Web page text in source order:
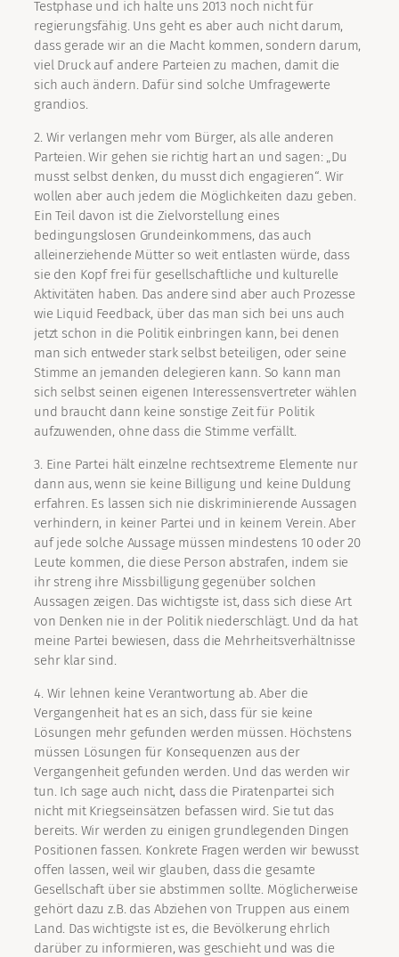
Testphase und ich halte uns 2013 noch nicht für
regierungsfähig. Uns geht es aber auch nicht darum,
dass gerade wir an die Macht kommen, sondern darum,
viel Druck auf andere Parteien zu machen, damit die
sich auch ändern. Dafür sind solche Umfragewerte
grandios.
2. Wir verlangen mehr vom Bürger, als alle anderen
Parteien. Wir gehen sie richtig hart an und sagen: „Du
musst selbst denken, du musst dich engagieren“. Wir
wollen aber auch jedem die Möglichkeiten dazu geben.
Ein Teil davon ist die Zielvorstellung eines
bedingungslosen Grundeinkommens, das auch
alleinerziehende Mütter so weit entlasten würde, dass
sie den Kopf frei für gesellschaftliche und kulturelle
Aktivitäten haben. Das andere sind aber auch Prozesse
wie Liquid Feedback, über das man sich bei uns auch
jetzt schon in die Politik einbringen kann, bei denen
man sich entweder stark selbst beteiligen, oder seine
Stimme an jemanden delegieren kann. So kann man
sich selbst seinen eigenen Interessensvertreter wählen
und braucht dann keine sonstige Zeit für Politik
aufzuwenden, ohne dass die Stimme verfällt.
3. Eine Partei hält einzelne rechtsextreme Elemente nur
dann aus, wenn sie keine Billigung und keine Duldung
erfahren. Es lassen sich nie diskriminierende Aussagen
verhindern, in keiner Partei und in keinem Verein. Aber
auf jede solche Aussage müssen mindestens 10 oder 20
Leute kommen, die diese Person abstrafen, indem sie
ihr streng ihre Missbilligung gegenüber solchen
Aussagen zeigen. Das wichtigste ist, dass sich diese Art
von Denken nie in der Politik niederschlägt. Und da hat
meine Partei bewiesen, dass die Mehrheitsverhältnisse
sehr klar sind.
4. Wir lehnen keine Verantwortung ab. Aber die
Vergangenheit hat es an sich, dass für sie keine
Lösungen mehr gefunden werden müssen. Höchstens
müssen Lösungen für Konsequenzen aus der
Vergangenheit gefunden werden. Und das werden wir
tun. Ich sage auch nicht, dass die Piratenpartei sich
nicht mit Kriegseinsätzen befassen wird. Sie tut das
bereits. Wir werden zu einigen grundlegenden Dingen
Positionen fassen. Konkrete Fragen werden wir bewusst
offen lassen, weil wir glauben, dass die gesamte
Gesellschaft über sie abstimmen sollte. Möglicherweise
gehört dazu z.B. das Abziehen von Truppen aus einem
Land. Das wichtigste ist es, die Bevölkerung ehrlich
darüber zu informieren, was geschieht und was die